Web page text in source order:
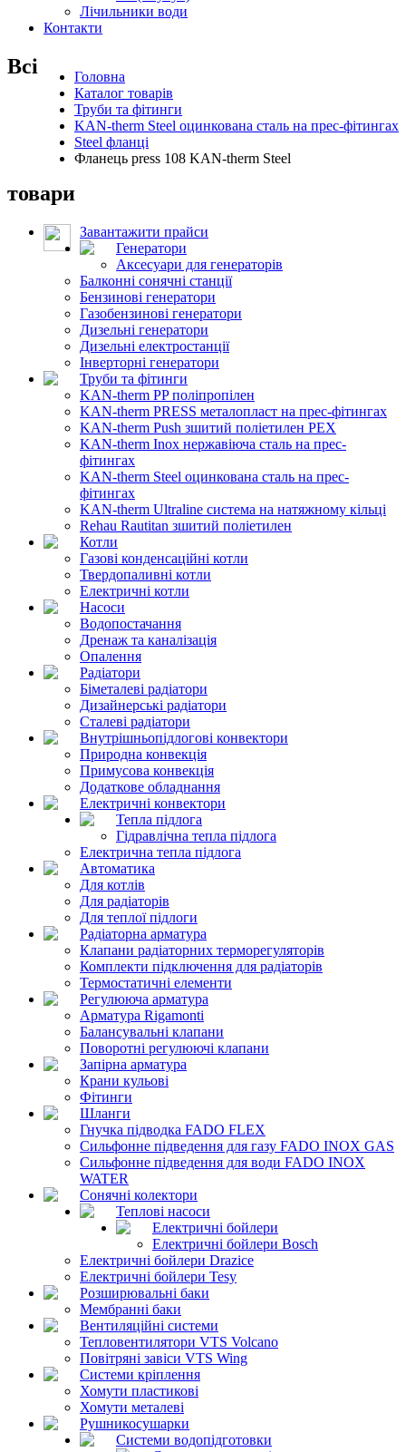
Лічильники води
Контакти
Головна
Каталог товарів
Труби та фітинги
KAN-therm Steel оцинкована сталь на прес-фітингах
Steel фланці
Фланець press 108 KAN-therm Steel
Всі
товари
Завантажити прайси
Генератори
Аксесуари для генераторів
Балконні сонячні станції
Бензинові генератори
Газобензинові генератори
Дизельні генератори
Дизельні електростанції
Інверторні генератори
Труби та фітинги
KAN-therm PP поліпропілен
KAN-therm PRESS металопласт на прес-фітингах
KAN-therm Push зшитий поліетилен PEX
KAN-therm Inox нержавіюча сталь на прес-
фітингах
KAN-therm Steel оцинкована сталь на прес-
фітингах
KAN-therm Ultraline система на натяжному кільці
Rehau Rautitan зшитий поліетилен
Котли
Газові конденсаційні котли
Твердопаливні котли
Електричні котли
Насоси
Водопостачання
Дренаж та каналізація
Опалення
Радіатори
Біметалеві радіатори
Дизайнерські радіатори
Сталеві радіатори
Внутрішньопідлогові конвектори
Природна конвекція
Примусова конвекція
Додаткове обладнання
Електричні конвектори
Тепла підлога
Гідравлічна тепла підлога
Електрична тепла підлога
Автоматика
Для котлів
Для радіаторів
Для теплої підлоги
Радіаторна арматура
Клапани радіаторних терморегуляторів
Комплекти підключення для радіаторів
Термостатичні елементи
Регулююча арматура
Арматура Rigamonti
Балансувальні клапани
Поворотні регулюючі клапани
Запірна арматура
Крани кульові
Фітинги
Шланги
Гнучка підводка FADO FLEX
Сильфонне підведення для газу FADO INOX GAS
Сильфонне підведення для води FADO INOX
WATER
Сонячні колектори
Теплові насоси
Електричні бойлери
Електричні бойлери Bosch
Електричні бойлери Drazice
Електричні бойлери Tesy
Розширювальні баки
Мембранні баки
Вентиляційні системи
Тепловентилятори VTS Volcano
Повітряні завіси VTS Wing
Системи кріплення
Хомути пластикові
Хомути металеві
Рушникосушарки
Системи водопідготовки